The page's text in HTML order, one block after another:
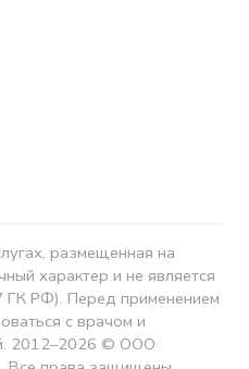
размещенная на
характер и не является
ГК РФ). Перед применением
с врачом и
2012–2026 © ООО